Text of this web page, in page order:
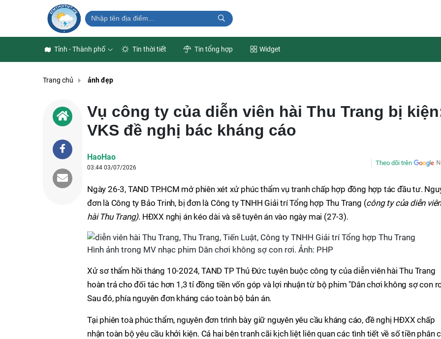
Tỉnh - Thành phố Tin thời tiết Tin tổng hợp Widget
Trang chủ ảnh đẹp
Vụ công ty của diễn viên hài Thu Trang bị
VKS đề nghị bác kháng cáo
HaoHao
03:44 03/07/2026
Theo dõi trên
Ngày 26-3, TAND TP.HCM mở phiên xét xử phúc thẩm vụ tranh chấp hợp đồng hợp tác đầu tư.
đơn là Công ty Bảo Trinh, bị đơn là Công ty TNHH Giải trí Tổng hợp Thu Trang (công ty của diễn
hài Thu Trang). HĐXX nghị án kéo dài và sẽ tuyên án vào ngày mai (27-3).
Hình ảnh trong MV nhạc phim Dân chơi không sợ con rơi. Ảnh: PHP
Xử sơ thẩm hồi tháng 10-2024, TAND TP Thủ Đức tuyên buộc công ty của diễn viên hài Thu Trang
hoàn trả cho đối tác hơn 1,3 tỉ đồng tiền vốn góp và lợi nhuận từ bộ phim "Dân chơi không sợ con
Sau đó, phía nguyên đơn kháng cáo toàn bộ bản án.
Tại phiên toà phúc thẩm, nguyên đơn trình bày giữ nguyên yêu cầu kháng cáo, đề nghị HĐXX chấp
nhận toàn bộ yêu cầu khởi kiện. Cả hai bên tranh cãi kịch liệt liên quan các tình tiết về số tiền phân